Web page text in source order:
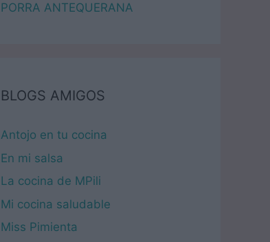
PORRA ANTEQUERANA
BLOGS AMIGOS
Antojo en tu cocina
En mi salsa
La cocina de MPili
Mi cocina saludable
Miss Pimienta